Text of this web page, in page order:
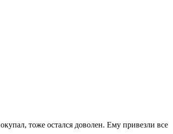
тоже остался доволен. Ему привезли все